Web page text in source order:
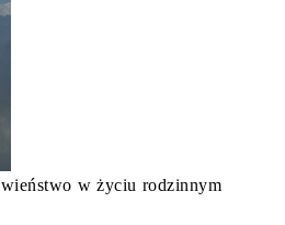
w życiu rodzinnym